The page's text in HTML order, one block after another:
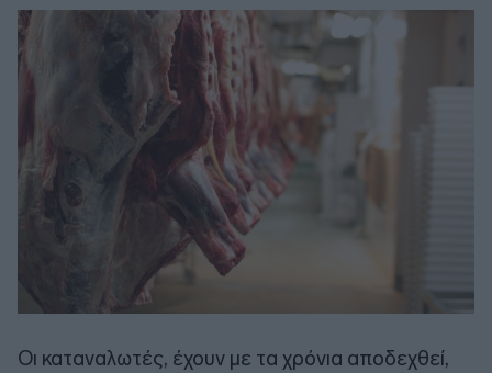
Οι καταναλωτές, έχουν με τα χρόνια αποδεχθεί,